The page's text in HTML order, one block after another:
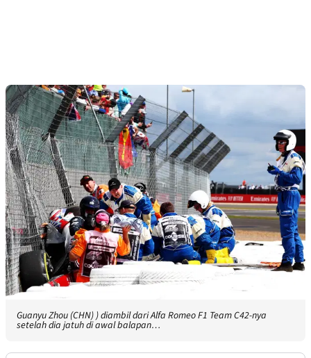
Guanyu Zhou (CHN) ) diambil dari Alfa Romeo F1 Team C42-nya
setelah dia jatuh di awal balapan…